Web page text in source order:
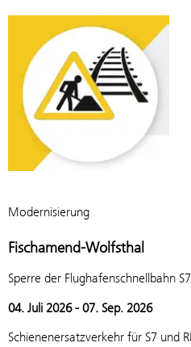
Modernisierung
Fischamend-Wolfsthal
Sperre der Flughafenschnellbahn S7
04. Juli 2026 - 07. Sep. 2026
Schienenersatzverkehr für S7 und